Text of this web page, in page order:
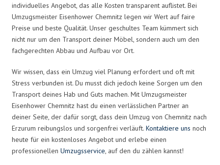
individuelles Angebot, das alle Kosten transparent auflistet. Bei
Umzugsmeister Eisenhower Chemnitz legen wir Wert auf faire
Preise und beste Qualität. Unser geschultes Team kümmert sich
nicht nur um den Transport deiner Möbel, sondern auch um den
fachgerechten Abbau und Aufbau vor Ort.
Wir wissen, dass ein Umzug viel Planung erfordert und oft mit
Stress verbunden ist. Du musst dich jedoch keine Sorgen um den
Transport deines Hab und Guts machen. Mit Umzugsmeister
Eisenhower Chemnitz hast du einen verlässlichen Partner an
deiner Seite, der dafür sorgt, dass dein Umzug von Chemnitz nach
Erzurum reibungslos und sorgenfrei verläuft. Kontaktiere uns noch
heute für ein kostenloses Angebot und erlebe einen
professionellen Umzugsservice, auf den du zählen kannst!